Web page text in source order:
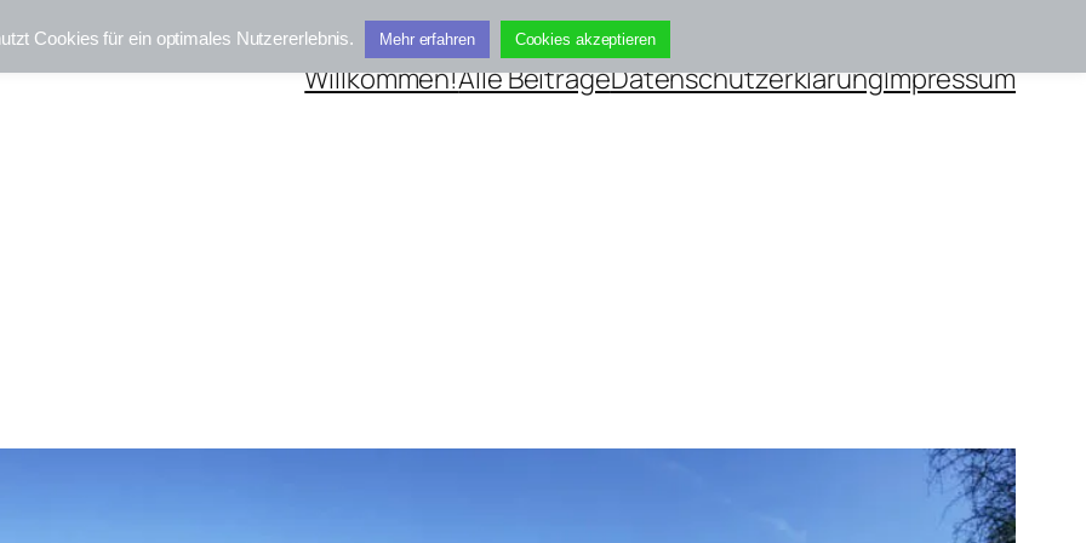
Willkommen!Alle BeiträgeDatenschutzerklärungImpressum
Cookies für ein optimales Nutzererlebnis. Mehr erfahren Cookies akzeptieren